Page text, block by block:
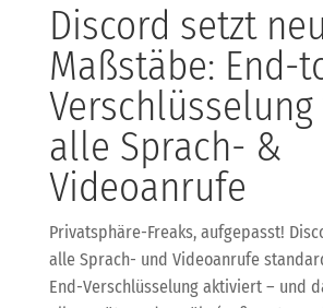
Discord setzt
Maßstäbe: End-
alle Sprach- &
Videoanrufe
Privatsphäre-Freaks, aufgepasst!
alle Sprach- und Videoanrufe
End-Verschlüsselung aktiviert – und